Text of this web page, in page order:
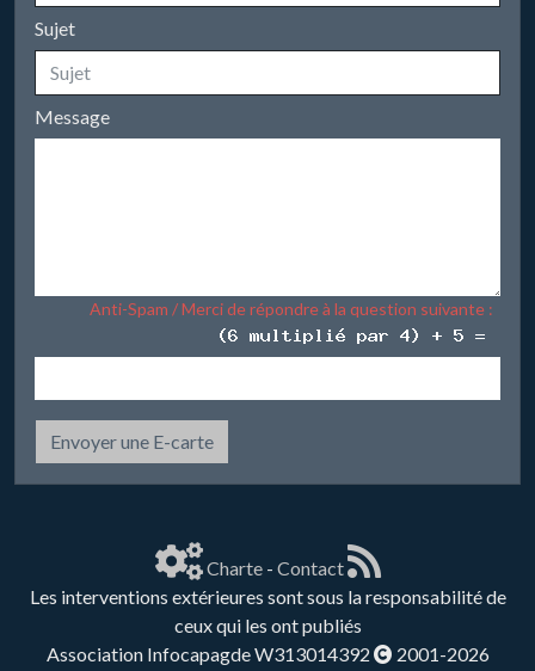
Sujet
Message
Anti-Spam / Merci de répondre à la question suivante :
Envoyer une E-carte
Charte- Contact
Les interventions extérieures sont sous la responsabilité de
ceux qui les ont publiés
Association Infocapagde W313014392
2001-2026